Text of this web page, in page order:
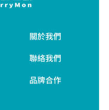
關於我們
聯絡我們
品牌合作